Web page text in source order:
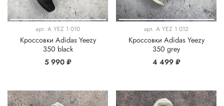
арт. A YEZ 1 010
Кроссовки Adidas Yeezy
350 black
5 990 ₽
арт. A YEZ 1 012
Кроссовки Adidas Yeezy
350 grey
4 499 ₽